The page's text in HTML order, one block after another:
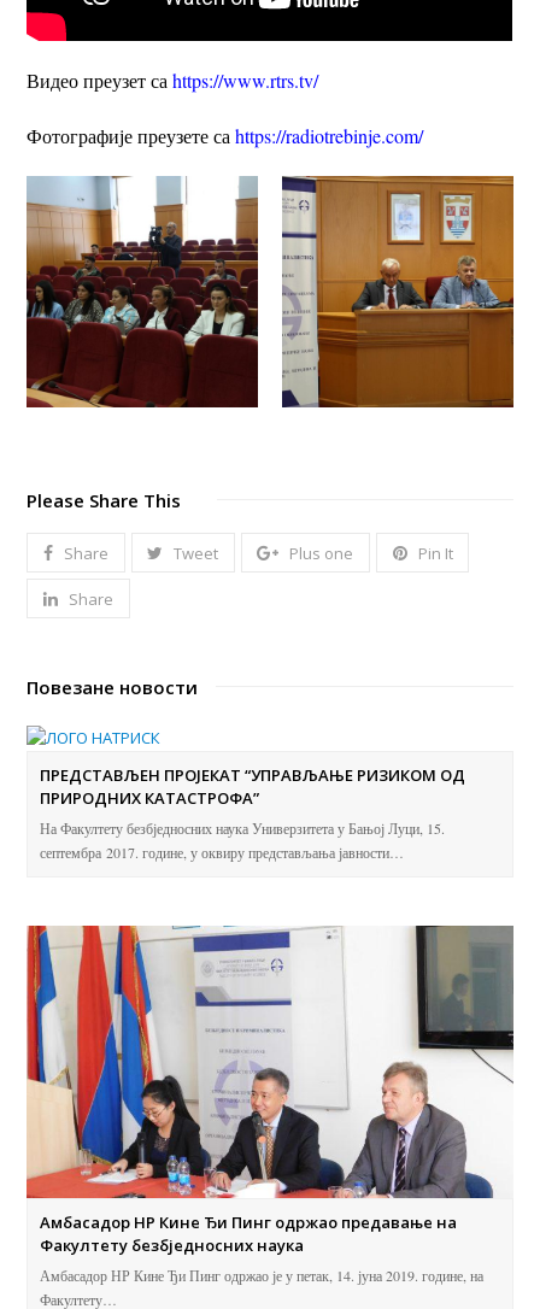
Видео преузет саhttps://www.rtrs.tv/
Фотографије преузете саhttps://radiotrebinje.com/
Please Share This
Share Tweet Plus one Pin It
Share
Повезане новости
ПРЕДСТАВЉЕН ПРОЈЕКАТ “УПРАВЉАЊЕ РИЗИКОМ ОД
ПРИРОДНИХ КАТАСТРОФА”
На Факултету безбједносних наука Универзитета у Бањој Луци, 15.
септембра 2017. године, у оквиру представљања јавности…
Амбасадор НР Кине Ђи Пинг одржао предавање на
Факултету безбједносних наука
Амбасадор НР Кине Ђи Пинг одржао је у петак, 14. јуна 2019. године, на
Факултету…